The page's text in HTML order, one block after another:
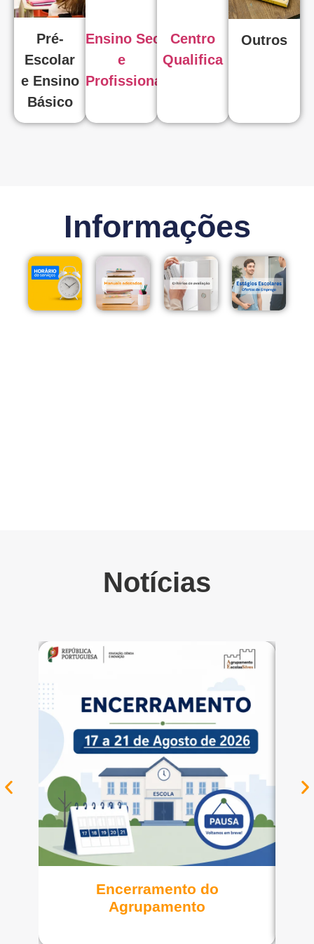
Pré-
Escolar
e Ensino
Básico
Ensino Secundário
e
Profissional
Centro
Qualifica
Outros
Informações
Notícias
Ver notícia
Encerramento do
Agrupamento